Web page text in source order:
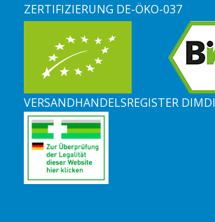
ZERTIFIZIERUNG DE-ÖKO-037
VERSANDHANDELSREGISTER DIMDI